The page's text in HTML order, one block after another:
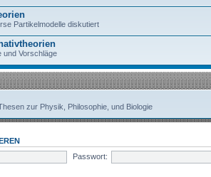
Partikelmodelle diskutiert
und Vorschläge
zur Physik, Philosophie, und Biologie
Passwort: